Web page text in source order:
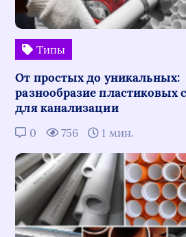
Типы
От простых до уникальных:
разнообразие пластиковых
для канализации
0 756 1 мин.